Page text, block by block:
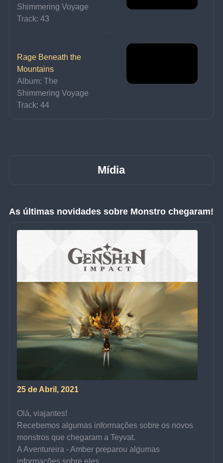
Shimmering Voyage
Track: 43
Rage Beneath the
Mountains
Album: The
Shimmering Voyage
Track: 44
Mídia
As últimas novidades sobre Monstro chegaram!
25 de Abril, 2021
Olá, viajantes!
Recebemos algumas informações sobre os novos
monstros que chegaram a Teyvat.
A Aventureira - Amber preparou algumas